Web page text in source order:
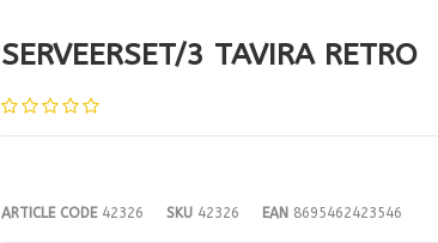
SERVEERSET/3 TAVIRA RETRO
ARTICLE CODE42326 SKU42326 EAN8695462423546